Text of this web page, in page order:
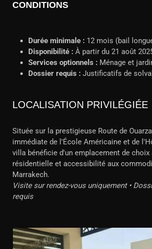
CONDITIONS
Durée minimale : 12 mois (bail
Disponibilité : À partir du 21 août
Services optionnels : Ménage et
Dossier requis : Justificatifs de
LOCALISATION PRIVILÉGIÉE
Située sur la prestigieuse Route de
immédiate de l'École Américaine et de
villa bénéficie d'un emplacement de
résidentielle et accessibilité aux
Marrakech.
Visite sur rendez-vous uniquement •
requis